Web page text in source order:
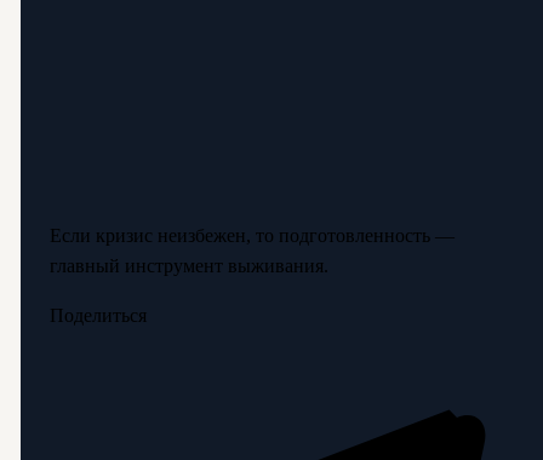
Если кризис неизбежен, то подготовленность —
главный инструмент выживания.
Поделиться